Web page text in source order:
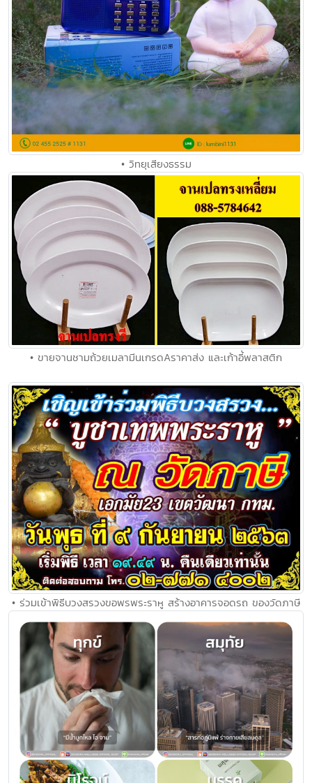
• วิทยุเสียงธรรม
• ขายจานชามถ้วยเมลามีนเกรดAราคาส่ง และเก้าอี้พลาสติก
• ร่วมเข้าพิธีบวงสรวงขอพรพระราหู สร้างอาคารจอดรถ ของวัดภาษี